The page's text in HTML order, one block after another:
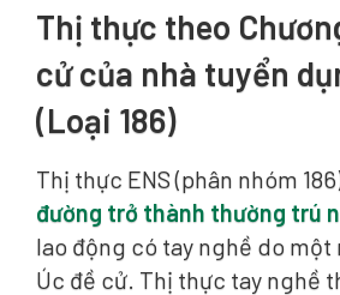
Thị thực theo
cử của nhà tuyển
(Loại 186)
Thị thực ENS (phân nhóm
đường trở thành thường trú
lao động có tay nghề do một
Úc đề cử. Thị thực tay nghề